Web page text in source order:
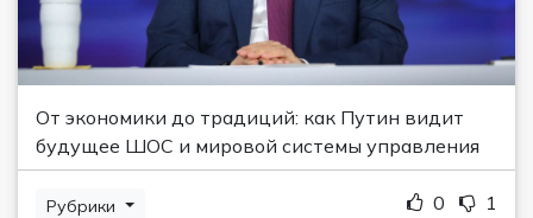
От экономики до традиций: как Путин видит
будущее ШОС и мировой системы управления
Рубрики 0 1